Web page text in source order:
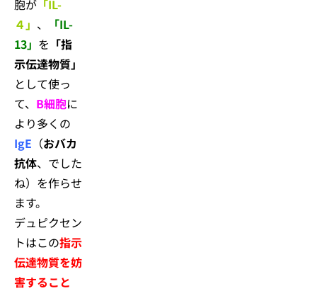
胞が 「IL-
４」 、
「IL-
13」 を 「指
示伝達物質」
として使っ
て、 B細胞に
より多くの
IgE （おバカ
抗体、でした
ね）を作らせ
ます。
デュピクセン
トはこの指示
伝達物質を妨
害すること